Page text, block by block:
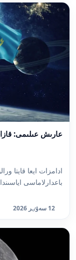
عارىش عىلىمى:
ادامزات ايعا قايتا
باعدارلاماسى
12 سەۋٸر 2026